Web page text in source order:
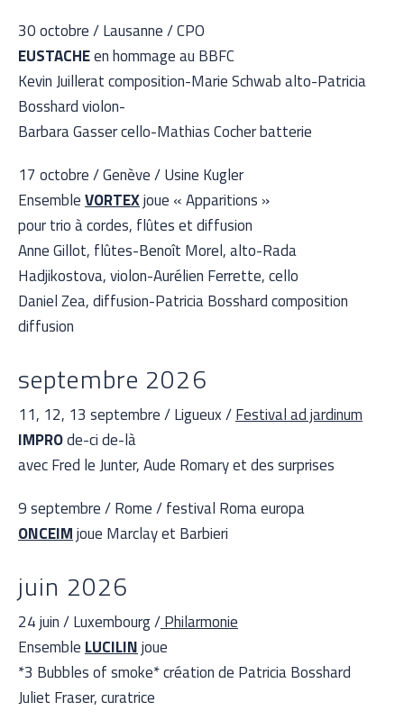
30 octobre / Lausanne / CPO
EUSTACHEen hommage au BBFC
Kevin Juillerat composition-Marie Schwab alto-Patricia
Bosshard violon-
Barbara Gasser cello-Mathias Cocher batterie
17 octobre / Genève / Usine Kugler
EnsembleVORTEXjoue « Apparitions »
pour trio à cordes, flûtes et diffusion
Anne Gillot, flûtes-Benoît Morel, alto-Rada
Hadjikostova, violon-Aurélien Ferrette, cello
Daniel Zea, diffusion-Patricia Bosshard composition
diffusion
septembre 2026
11, 12, 13 septembre / Ligueux /Festival ad jardinum
IMPROde-ci de-là
avec Fred le Junter, Aude Romary et des surprises
9 septembre / Rome / festival Roma europa
ONCEIMjoue Marclay et Barbieri
juin 2026
24 juin / Luxembourg /Philarmonie
Ensemble LUCILINjoue
*3 Bubbles of smoke* création de Patricia Bosshard
Juliet Fraser, curatrice